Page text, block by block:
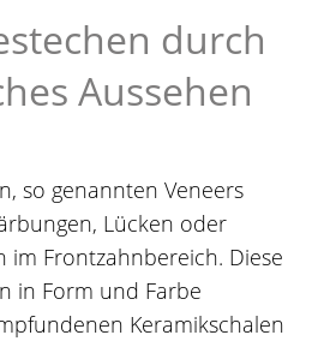
durch
Aussehen
so genannten Veneers
Lücken oder
im Frontzahnbereich. Diese
in Form und Farbe
Keramikschalen